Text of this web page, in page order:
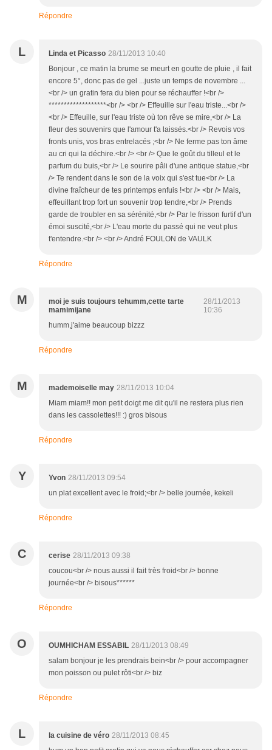
Répondre
L Linda et Picasso 28/11/2013 10:40
Bonjour , ce matin la brume se meurt en goutte de pluie , il fait
encore 5°, donc pas de gel ...juste un temps de novembre ...
<br /> un gratin fera du bien pour se réchauffer !<br />
*******************<br /> <br /> Effeuille sur l'eau triste...<br />
<br /> Effeuille, sur l'eau triste où ton rêve se mire,<br /> La
fleur des souvenirs que l'amour t'a laissés.<br /> Revois vos
fronts unis, vos bras entrelacés ;<br /> Ne ferme pas ton âme
au cri qui la déchire.<br /> <br /> Que le goût du tilleul et le
parfum du buis,<br /> Le sourire pâli d'une antique statue,<br
/> Te rendent dans le son de la voix qui s'est tue<br /> La
divine fraîcheur de tes printemps enfuis !<br /> <br /> Mais,
effeuillant trop fort un souvenir trop tendre,<br /> Prends
garde de troubler en sa sérénité,<br /> Par le frisson furtif d'un
émoi suscité,<br /> L'eau morte du passé qui ne veut plus
t'entendre.<br /> <br /> André FOULON de VAULK
Répondre
M
moi je suis toujours tehumm,cette tarte
mamimijane
28/11/2013
10:36
humm,j'aime beaucoup bizzz
Répondre
M mademoiselle may 28/11/2013 10:04
Miam miam!! mon petit doigt me dit qu'il ne restera plus rien
dans les cassolettes!!! :) gros bisous
Répondre
Y Yvon 28/11/2013 09:54
un plat excellent avec le froid;<br /> belle journée, kekeli
Répondre
C cerise 28/11/2013 09:38
coucou<br /> nous aussi il fait très froid<br /> bonne
journée<br /> bisous******
Répondre
O OUMHICHAM ESSABIL 28/11/2013 08:49
salam bonjour je les prendrais bein<br /> pour accompagner
mon poisson ou pulet rôti<br /> biz
Répondre
L la cuisine de véro 28/11/2013 08:45